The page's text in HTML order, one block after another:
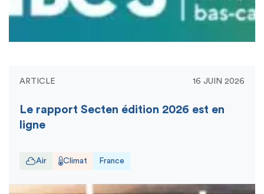
ARTICLE 16 JUIN 2026
Le rapport Secten édition 2026 est en
ligne
Air Climat France